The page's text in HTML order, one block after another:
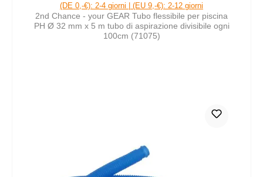
(DE 0,-€): 2-4 giorni | (EU 9,-€): 2-12 giorni
2nd Chance - your GEAR Tubo flessibile per piscina
PH Ø 32 mm x 5 m tubo di aspirazione divisibile ogni
100cm (71075)